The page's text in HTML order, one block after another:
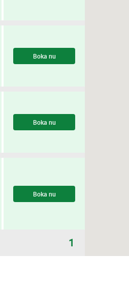
Boka nu
Boka nu
Boka nu
1